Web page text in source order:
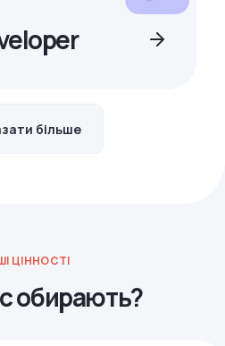
більше
ЦІННОСТІ
обирають?